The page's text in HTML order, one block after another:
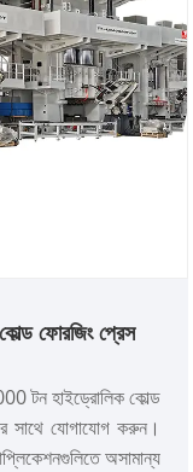
ফোরজিং প্রেস
টন হাইড্রোলিক কোল্ড
সাথে যোগাযোগ করুন।
অসামান্য